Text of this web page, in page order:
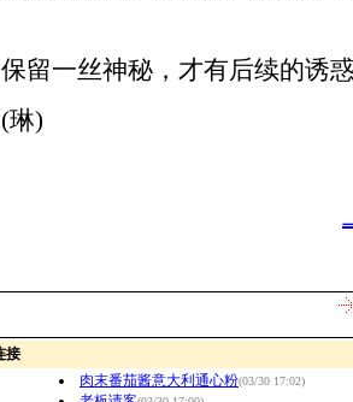
一丝神秘，才有后续的诱
)
接
肉末番茄酱意大利通心粉(03/30 17:02)